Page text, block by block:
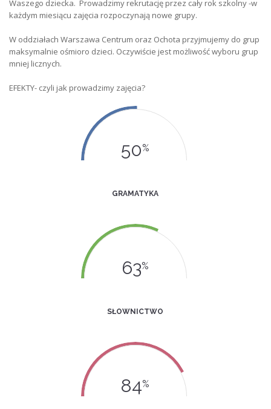
Waszego dziecka. Prowadzimy rekrutację przez cały rok szkolny -w
każdym miesiącu zajęcia rozpoczynają nowe grupy.
W oddziałach Warszawa Centrum oraz Ochota przyjmujemy do grup
maksymalnie ośmioro dzieci. Oczywiście jest możliwość wyboru grup
mniej licznych.
EFEKTY- czyli jak prowadzimy zajęcia?
50%
GRAMATYKA
63%
SŁOWNICTWO
84%